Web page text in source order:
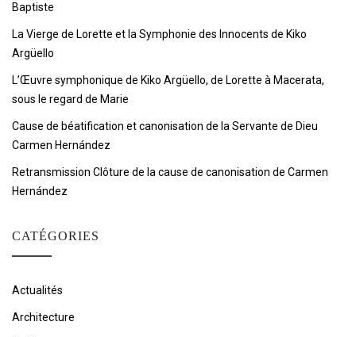
Baptiste
La Vierge de Lorette et la Symphonie des Innocents de Kiko
Argüello
L’Œuvre symphonique de Kiko Argüello, de Lorette à Macerata,
sous le regard de Marie
Cause de béatification et canonisation de la Servante de Dieu
Carmen Hernández
Retransmission Clôture de la cause de canonisation de Carmen
Hernández
CATÉGORIES
Actualités
Architecture